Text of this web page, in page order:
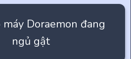
máy Doraemon đang
ngủ gật